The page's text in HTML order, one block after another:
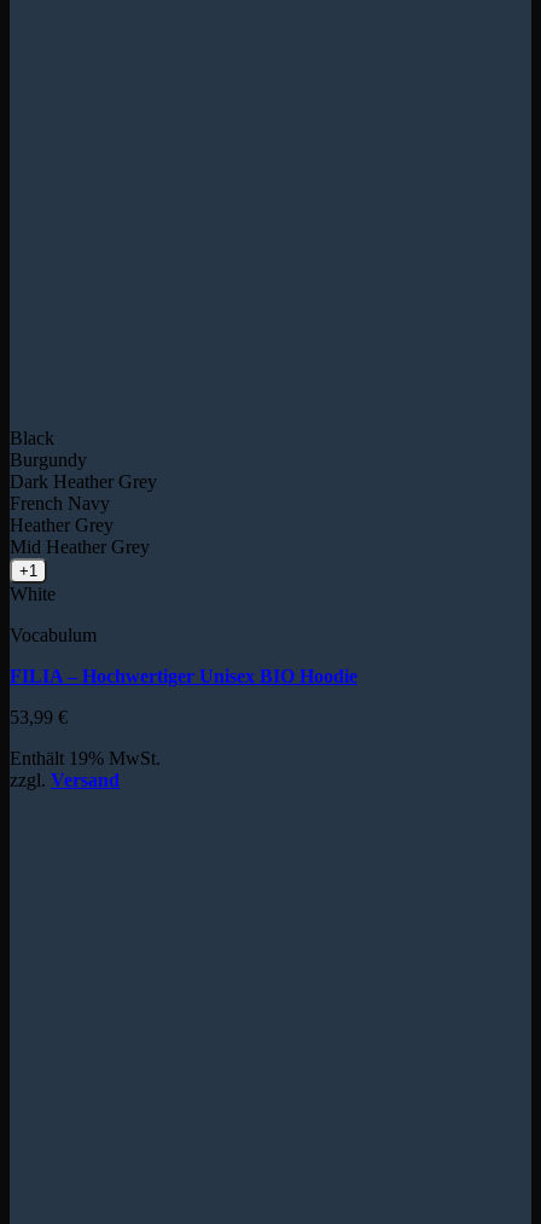
Black
Burgundy
Dark Heather Grey
French Navy
Heather Grey
Mid Heather Grey
+1
White
Vocabulum
FILIA – Hochwertiger Unisex BIO Hoodie
53,99 €
Enthält 19% MwSt.
zzgl. Versand